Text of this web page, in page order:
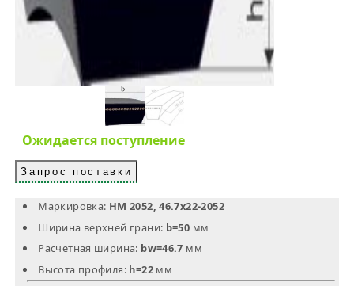
Ожидается поступление
Запрос поставки
Маркировка: HM 2052, 46.7х22-2052
Ширина верхней грани: b=50 мм
Расчетная ширина: bw=46.7 мм
Высота профиля: h=22 мм